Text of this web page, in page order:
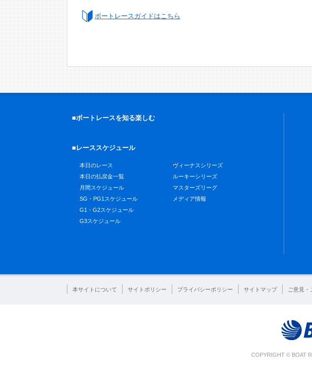
ボートレースガイドはこちら
■ボートレースを知る楽しむ
■レーススケジュール
本日のレース
本日の払戻金一覧
月間スケジュール
SG・PG1スケジュール
G1・G2スケジュール
G3スケジュール
ヴィーナスシリーズ
ルーキーシリーズ
マスターズリーグ
メディア情報
本サイトについて サイトポリシー プライバシーポリシー サイトマップ ご意見・
COPYRIGHT © BOAT